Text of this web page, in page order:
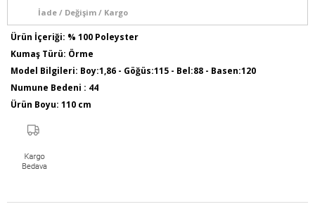
İade / Değişim / Kargo
Ürün İçeriği: % 100 Poleyster
Kumaş Türü: Örme
Model Bilgileri: Boy:1,86 - Göğüs:115 - Bel:88 - Basen:120
Numune Bedeni : 44
Ürün Boyu: 110 cm